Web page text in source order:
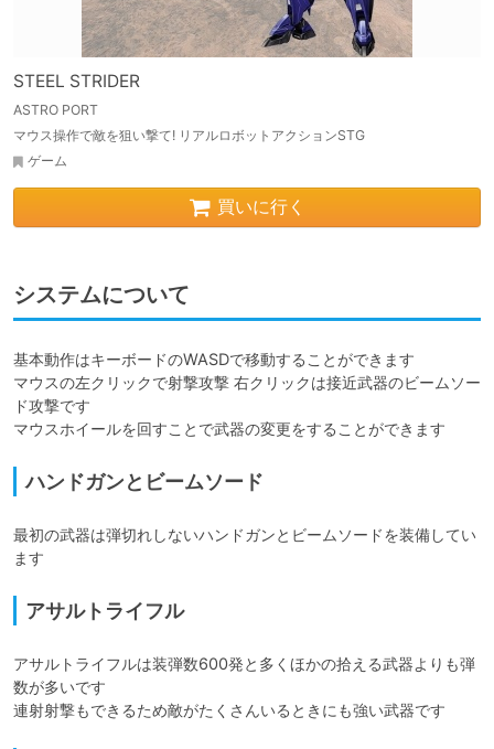
STEEL STRIDER
ASTRO PORT
マウス操作で敵を狙い撃て! リアルロボットアクションSTG
ゲーム
買いに行く
システムについて
基本動作はキーボードのWASDで移動することができます
マウスの左クリックで射撃攻撃 右クリックは接近武器のビームソー
ド攻撃です
マウスホイールを回すことで武器の変更をすることができます
ハンドガンとビームソード
最初の武器は弾切れしないハンドガンとビームソードを装備してい
ます
アサルトライフル
アサルトライフルは装弾数600発と多くほかの拾える武器よりも弾
数が多いです
連射射撃もできるため敵がたくさんいるときにも強い武器です